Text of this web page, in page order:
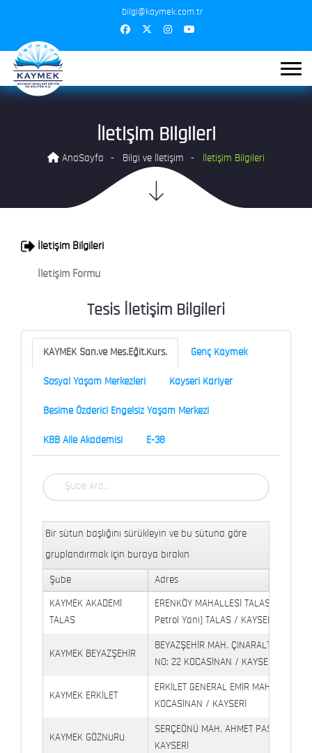
bilgi@kaymek.com.tr
İletişim Bilgileri
AnaSayfa Bilgi ve İletişim İletişim Bilgileri
İletişim Bilgileri
İletişim Formu
Tesis İletişim Bilgileri
KAYMEK San.ve Mes.Eğit.Kurs. Genç Kaymek
Sosyal Yaşam Merkezleri Kayseri Kariyer
Besime Özderici Engelsiz Yaşam Merkezi
KBB Aile Akademisi E-38
Bir sütun başlığını sürükleyin ve bu sütuna göre
gruplandırmak için buraya bırakın
Şube Adres
KAYMEK AKADEMİ
TALAS
ERENKÖY MAHALLESİ TALAS
Petrol Yanı) TALAS / KAYSERİ
KAYMEK BEYAZŞEHİR
BEYAZŞEHİR MAH. ÇINARALTI
NO: 22 KOCASİNAN / KAYSERİ
KAYMEK ERKİLET
ERKİLET GENERAL EMİR MAH.
KOCASİNAN / KAYSERİ
KAYMEK GÖZNURU
SERÇEÖNÜ MAH. AHMET PAŞA CAD.
KAYSERİ